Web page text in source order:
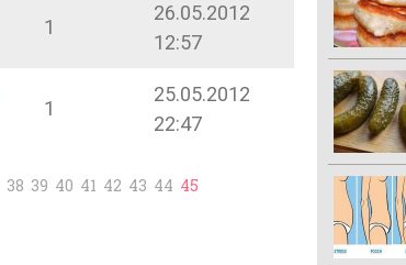
1
26.05.2012
12:57
1
25.05.2012
22:47
38 39 40 41 42 43 44 45